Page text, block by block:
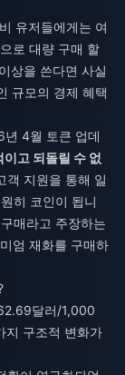
유저들에게는 여
로 대량 구매 할
상을 쓴다면 사실
규모의 경제 혜택
4월 토큰 업데
고 되돌릴 수 없
객 지원을 통해 일
히 코인이 됩니
매라고 주장하는
엄 재화를 구매하
달러/1,000
지 구조적 변화가